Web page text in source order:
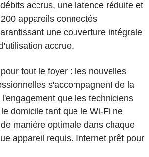
accrus, une latence réduite et
appareils connectés
une couverture intégrale
accrue.
tout le foyer : les nouvelles
s'accompagnent de la
que les techniciens
domicile tant que le Wi-Fi ne
manière optimale dans chaque
appareil requis. Internet prêt pour